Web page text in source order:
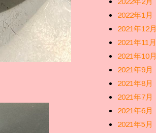
2022年1月
2021年12月
2021年11月
2021年10月
2021年9月
2021年8月
2021年7月
2021年6月
2021年5月